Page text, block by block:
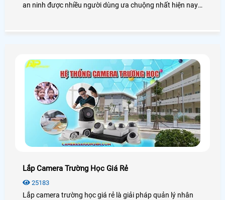
an ninh được nhiều người dùng ưa chuộng nhất hiện nay.
Lắp Camera Trường Học Giá Rẻ
25183
Lắp camera trường học giá rẻ là giải pháp quản lý nhân